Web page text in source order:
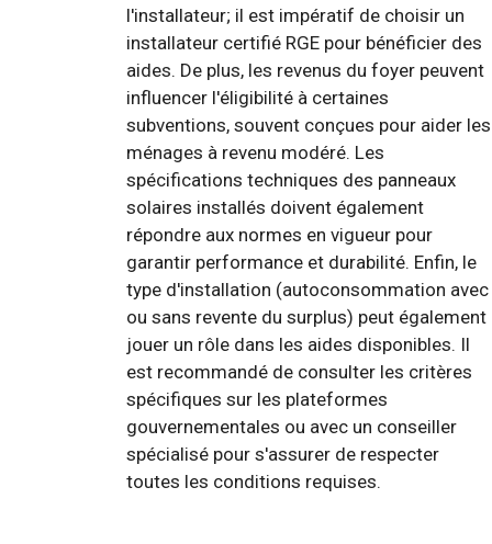
l'installateur; il est impératif de choisir un
installateur certifié RGE pour bénéficier des
aides. De plus, les revenus du foyer peuvent
influencer l'éligibilité à certaines
subventions, souvent conçues pour aider les
ménages à revenu modéré. Les
spécifications techniques des panneaux
solaires installés doivent également
répondre aux normes en vigueur pour
garantir performance et durabilité. Enfin, le
type d'installation (autoconsommation avec
ou sans revente du surplus) peut également
jouer un rôle dans les aides disponibles. Il
est recommandé de consulter les critères
spécifiques sur les plateformes
gouvernementales ou avec un conseiller
spécialisé pour s'assurer de respecter
toutes les conditions requises.